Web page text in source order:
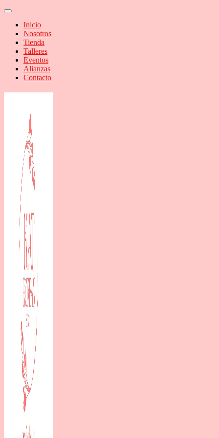
Inicio
Nosotros
Tienda
Talleres
Eventos
Alianzas
Contacto